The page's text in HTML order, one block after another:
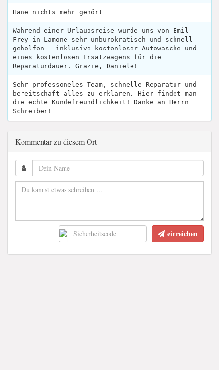
Hane nichts mehr gehört
Während einer Urlaubsreise wurde uns von Emil
Frey in Lamone sehr unbürokratisch und schnell
geholfen - inklusive kostenloser Autowäsche und
eines kostenlosen Ersatzwagens für die
Reparaturdauer. Grazie, Daniele!
Sehr professoneles Team, schnelle Reparatur und
bereitschaft alles zu erklären. Hier findet man
die echte Kundefreundlichkeit! Danke an Herrn
Schreiber!
Kommentar zu diesem Ort
einreichen